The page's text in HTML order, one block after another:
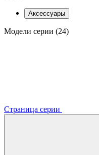
Аксессуары
Модели серии (24)
Страница серии